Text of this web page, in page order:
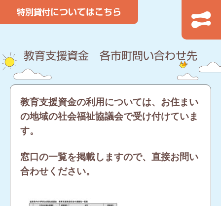
教育支援資金 各市町問い合わせ先
教育支援資金の利用については、お住まい
の地域の社会福祉協議会で受け付けていま
す。
窓口の一覧を掲載しますので、直接お問い
合わせください。